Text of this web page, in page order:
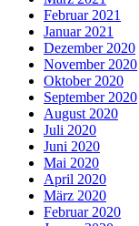
Februar 2021
Januar 2021
Dezember 2020
November 2020
Oktober 2020
September 2020
August 2020
Juli 2020
Juni 2020
Mai 2020
April 2020
März 2020
Februar 2020